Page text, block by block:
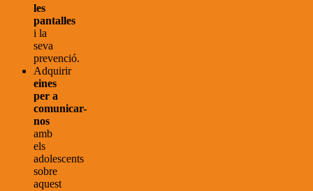
les
pantalles
i la
seva
prevenció.
Adquirir
eines
per a
comunicar-
nos
amb
els
adolescents
sobre
aquest